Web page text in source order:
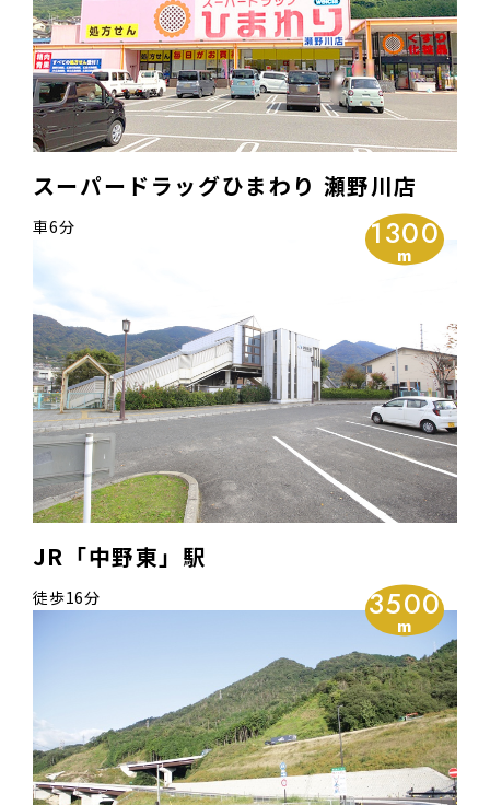
スーパードラッグひまわり 瀬野川店
車6分
JR「中野東」駅
徒歩16分
1300
3500